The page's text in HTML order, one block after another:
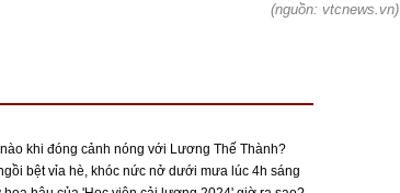
(nguồn: vtcnews.vn)
khi đóng cảnh nóng với Lương Thế Thành?
bệt vỉa hè, khóc nức nở dưới mưa lúc 4h sáng